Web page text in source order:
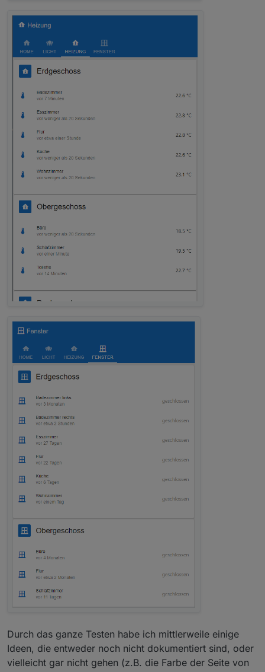
Durch das ganze Testen habe ich mittlerweile einige
Ideen, die entweder noch nicht dokumentiert sind, oder
vielleicht gar nicht gehen (z.B. die Farbe der Seite von